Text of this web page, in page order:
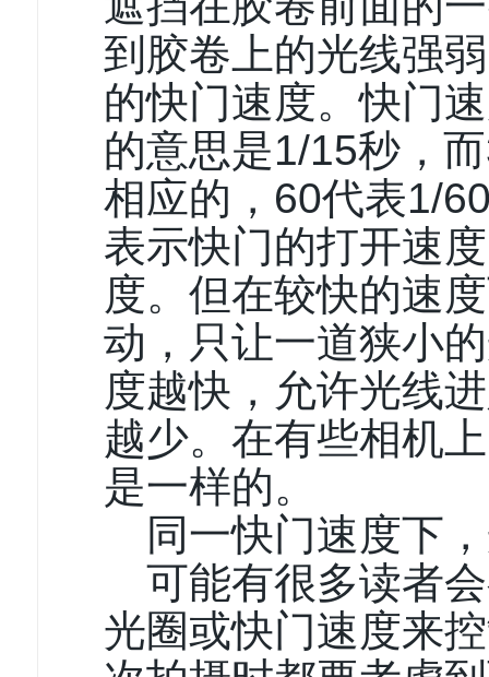
到胶卷上的光线强
的快门速度。快门
的意思是1/15秒，
相应的，60代表1/
表示快门的打开速
度。但在较快的速
动，只让一道狭小
度越快，允许光线
越少。在有些相机
是一样的。
同一快门速度下
可能有很多读者
光圈或快门速度来